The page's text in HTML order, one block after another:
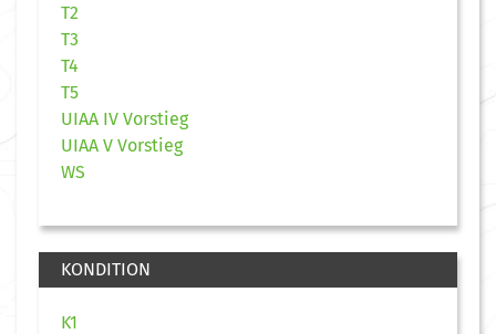
T2
T3
T4
T5
UIAA IV Vorstieg
UIAA V Vorstieg
WS
KONDITION
K1